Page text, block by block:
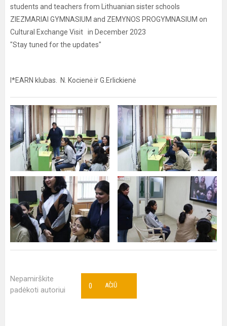
students and teachers from Lithuanian sister schools
ZIEZMARIAI GYMNASIUM and ZEMYNOS PROGYMNASIUM on
Cultural Exchange Visit in December 2023
"Stay tuned for the updates"
I*EARN klubas. N. Kocienė ir G.Erlickienė
Nepamirškite
padėkoti autoriui
AČIŪ
0